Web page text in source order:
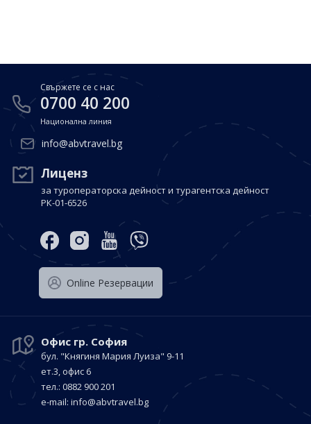
Почивки в Италия
Почивки в Доминиканска република
Почивки в Дубай
Почивка в Мексико
Политика за поверителност
Контакти
Вход за агенти
Свържете се с нас
0700 40 200
Свържете се с нас
0700 40 200
Национална линия
info@abvtravel.bg
Лиценз
за туроператорска дейност и турагентска дейност
РК-01-6526
Оnline Резервации
Офис гр. София
бул. "Княгиня Мария Луиза" 9-11
ет.3, офис 6
тел.: 0882 900 201
е-mail: info@abvtravel.bg